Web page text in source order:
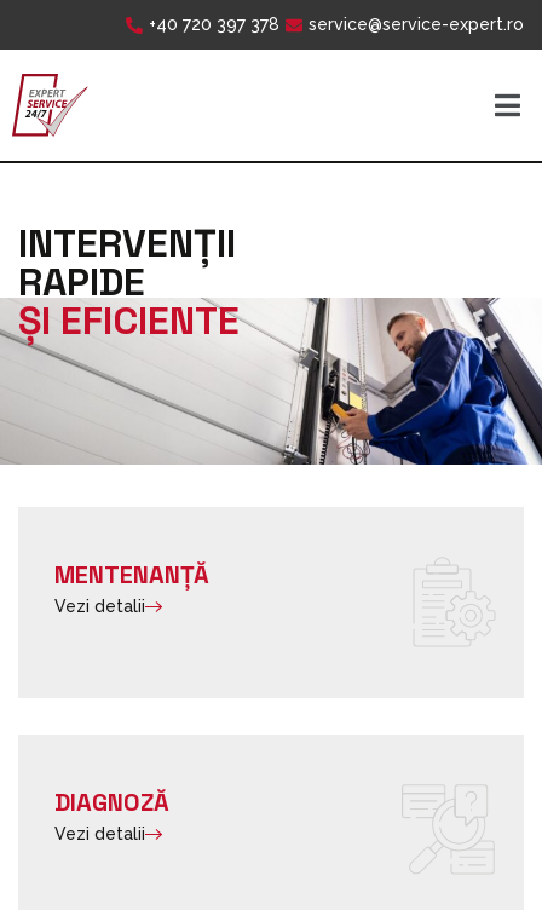
+40 720 397 378 service@service-expert.ro
INTERVENȚII
RAPIDE
ȘI EFICIENTE
MENTENANȚĂ
Vezi detalii
DIAGNOZĂ
Vezi detalii